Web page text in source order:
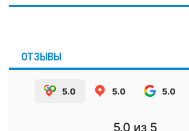
ОТЗЫВЫ
5.0 5.0 5.0
5.0 из 5